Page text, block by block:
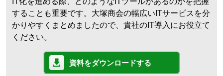
することも重要です。大塚商会の幅広いITサービスを分
かりやすくまとめましたので、貴社のIT導入にお役立て
ください。
資料をダウンロードする